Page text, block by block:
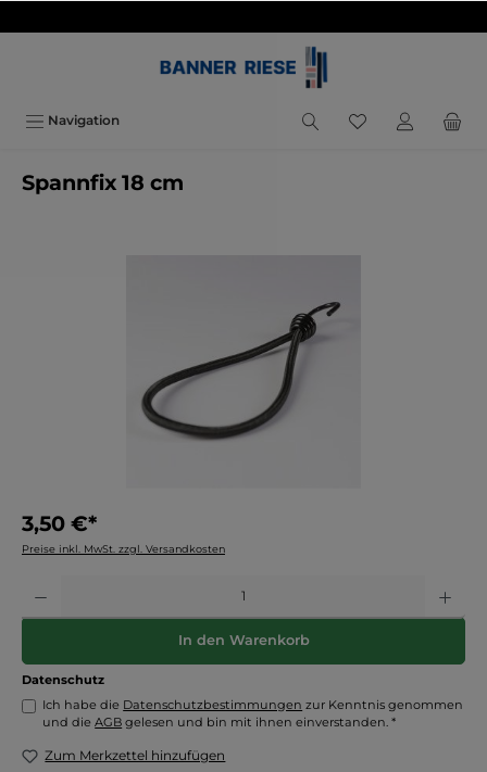
Navigation
Spannfix 18 cm
3,50 €*
Preise inkl. MwSt. zzgl. Versandkosten
In den Warenkorb
Datenschutz
Ich habe die Datenschutzbestimmungen zur Kenntnis genommen
und dieAGB gelesen und bin mit ihnen einverstanden. *
Zum Merkzettel hinzufügen